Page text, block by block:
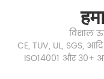
विशाल
CE, TUV, UL, SGS,
ISO14001 और 30+